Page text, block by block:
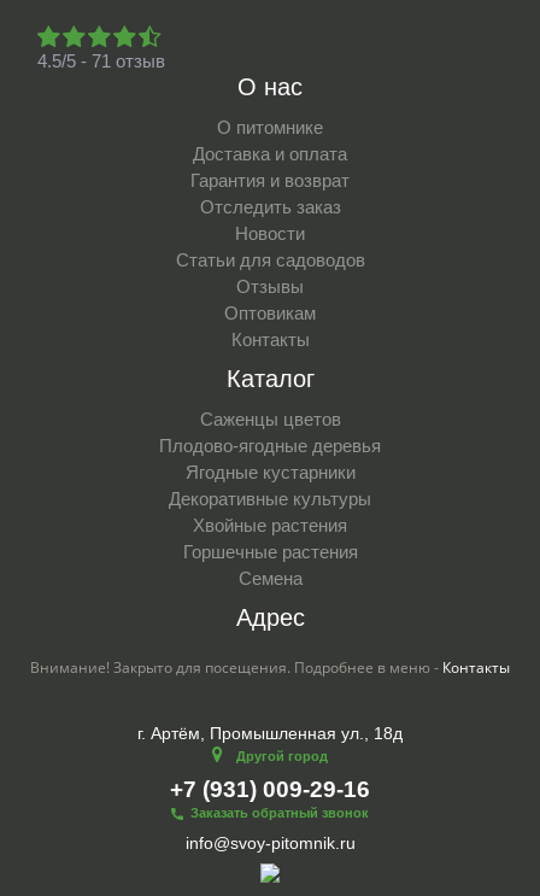
4.5/5 - 71 отзыв
О нас
О питомнике
Доставка и оплата
Гарантия и возврат
Отследить заказ
Новости
Статьи для садоводов
Отзывы
Оптовикам
Контакты
Каталог
Саженцы цветов
Плодово-ягодные деревья
Ягодные кустарники
Декоративные культуры
Хвойные растения
Горшечные растения
Семена
Адрес
Внимание! Закрыто для посещения. Подробнее в меню - Контакты
г. Артём, Промышленная ул., 18д
Другой город
+7 (931) 009-29-16
Заказать обратный звонок
info@svoy-pitomnik.ru